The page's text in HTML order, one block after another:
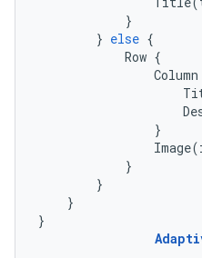
}
} else {
Row {
Column
}
Image(
}
}
}
}